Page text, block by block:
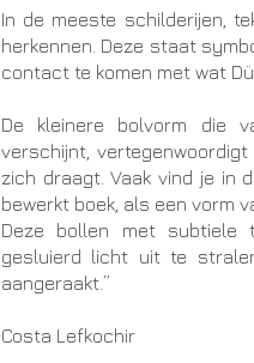
In de meeste schilderijen,
herkennen. Deze staat
contact te komen met wat
De kleinere bolvorm die
verschijnt,
zich draagt. Vaak vind je in
bewerkt boek, als een vorm
Deze bollen met subtiele
gesluierd licht uit te
aangeraakt.”
Costa Lefkochir